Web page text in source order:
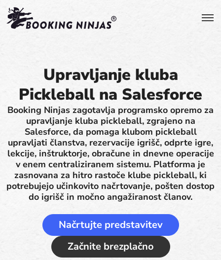
Upravljanje kluba
Pickleball na Salesforce
Booking Ninjas zagotavlja programsko opremo za
upravljanje kluba pickleball, zgrajeno na
Salesforce, da pomaga klubom pickleball
upravljati članstva, rezervacije igrišč, odprte igre,
lekcije, inštruktorje, obračune in dnevne operacije
v enem centraliziranem sistemu. Platforma je
zasnovana za hitro rastoče klube pickleball, ki
potrebujejo učinkovito načrtovanje, pošten dostop
do igrišč in močno angažiranost članov.
Načrtujte predstavitev
Začnite brezplačno